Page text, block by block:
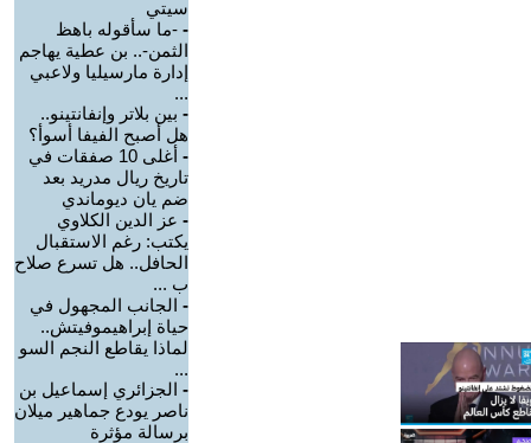
سيتي
- -ما سأقوله باهظ
الثمن-.. بن عطية يهاجم
إدارة مارسيليا ولاعبي
...
- بين بلاتر وإنفانتينو..
هل أصبح الفيفا أسوأ؟
-
أغلى 10 صفقات في
تاريخ ريال مدريد بعد
ضم يان ديوماندي
- عز الدين الكلاوي
يكتب: رغم الاستقبال
الحافل.. هل تسرع صلاح
ب ...
- الجانب المجهول في
حياة إبراهيموفيتش..
لماذا يقاطع النجم السو
...
- الجزائري إسماعيل بن
ناصر يودع جماهير ميلان
برسالة مؤثرة